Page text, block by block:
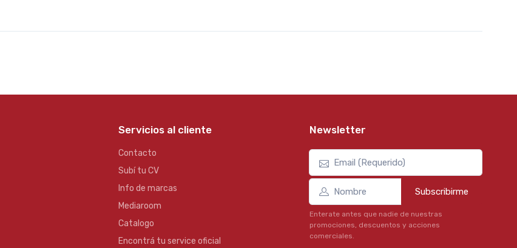
Servicios al cliente
Contacto
Subí tu CV
Info de marcas
Mediaroom
Catalogo
Encontrá tu service oficial
Newsletter
Subscribirme
Enterate antes que nadie de nuestras
promociones, descuentos y acciones
comerciales.